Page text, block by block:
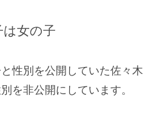
は女の子
性別を公開していた佐々木
を非公開にしています。